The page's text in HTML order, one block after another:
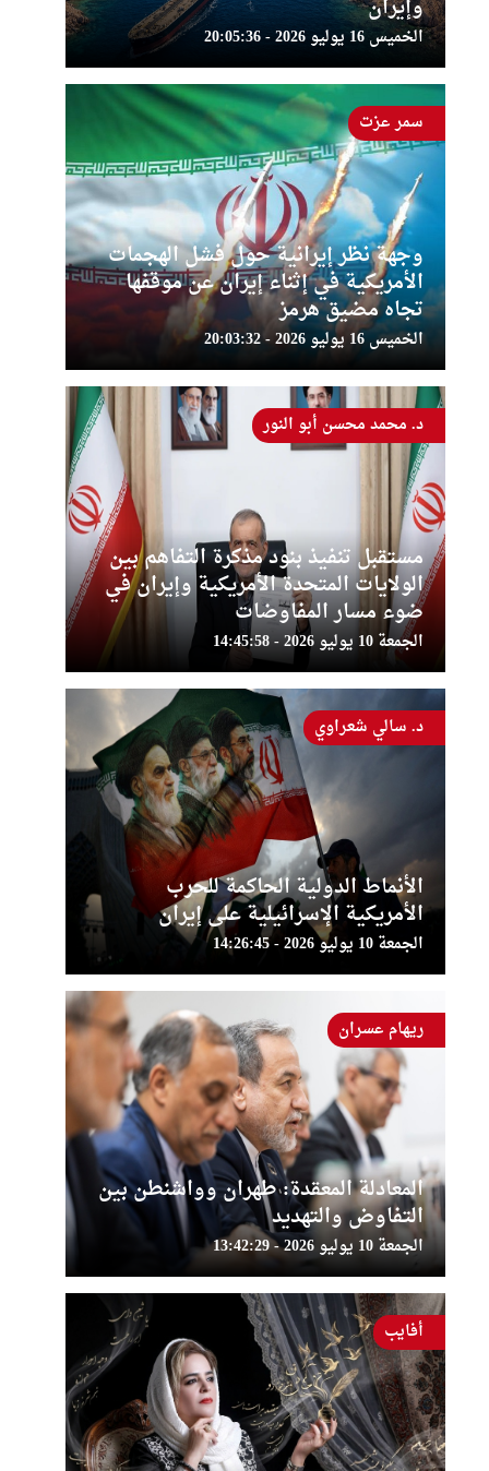
وإيران
الخميس 16 يوليو 2026 - 20:05:36
وجهة نظر إيرانية حول فشل الهجمات
الأمريكية في إثناء إيران عن موقفها
تجاه مضيق هرمز
الخميس 16 يوليو 2026 - 20:03:32
سمر عزت
مستقبل تنفيذ بنود مذكرة التفاهم بين
الولايات المتحدة الأمريكية وإيران في
ضوء مسار المفاوضات
الجمعة 10 يوليو 2026 - 14:45:58
د. محمد محسن أبو النور
الأنماط الدولية الحاكمة للحرب
الأمريكية الإسرائيلية على إيران
الجمعة 10 يوليو 2026 - 14:26:45
د. سالي شعراوي
المعادلة المعقدة: طهران وواشنطن بين
التفاوض والتهديد
الجمعة 10 يوليو 2026 - 13:42:29
ريهام عسران
أفايب